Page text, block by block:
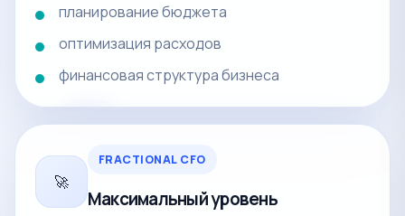
планирование бюджета
оптимизация расходов
финансовая структура бизнеса
🚀
FRACTIONAL CFO
Максимальный уровень